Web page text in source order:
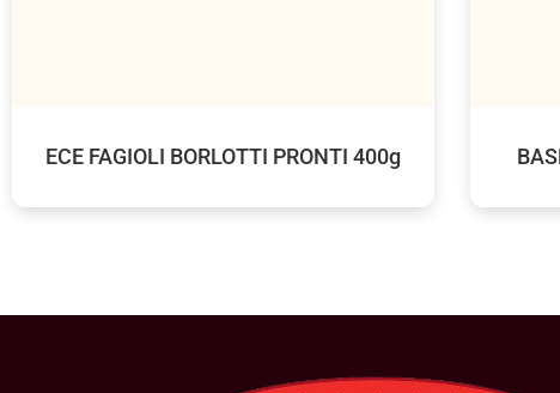
ECE FAGIOLI BORLOTTI PRONTI 400g